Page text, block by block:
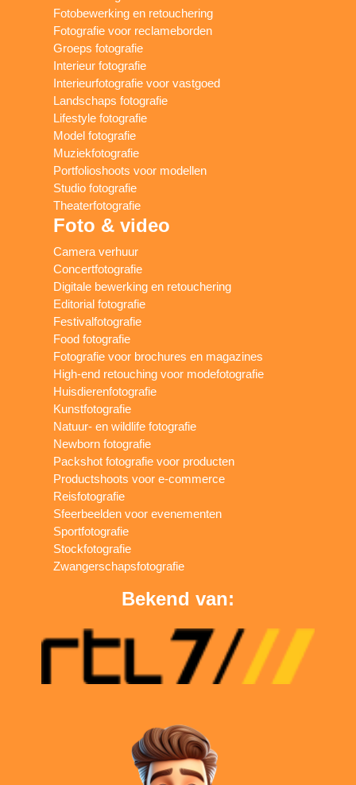
Fotobewerking en retouchering
Fotografie voor reclameborden
Groeps fotografie
Interieur fotografie
Interieurfotografie voor vastgoed
Landschaps fotografie
Lifestyle fotografie
Model fotografie
Muziekfotografie
Portfolioshoots voor modellen
Studio fotografie
Theaterfotografie
Foto & video
Camera verhuur
Concertfotografie
Digitale bewerking en retouchering
Editorial fotografie
Festivalfotografie
Food fotografie
Fotografie voor brochures en magazines
High-end retouching voor modefotografie
Huisdierenfotografie
Kunstfotografie
Natuur- en wildlife fotografie
Newborn fotografie
Packshot fotografie voor producten
Productshoots voor e-commerce
Reisfotografie
Sfeerbeelden voor evenementen
Sportfotografie
Stockfotografie
Zwangerschapsfotografie
Bekend van: